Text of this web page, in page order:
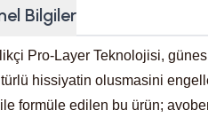
Bilgiler
Pro-Layer Teknolojisi,
hissiyatin olusmasini
formüle edilen bu ürün;